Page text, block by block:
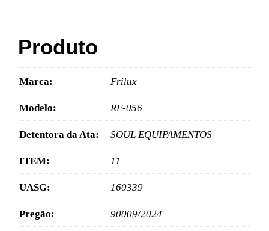
Produto
Marca: Frilux
Modelo: RF-056
Detentora da Ata: SOUL EQUIPAMENTOS
ITEM: 11
UASG: 160339
Pregão: 90009/2024